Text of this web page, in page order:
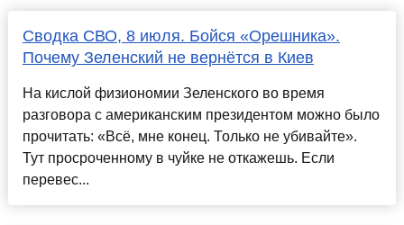
Сводка СВО, 8 июля. Бойся «Орешника».
Почему Зеленский не вернётся в Киев
На кислой физиономии Зеленского во время
разговора с американским президентом можно было
прочитать: «Всё, мне конец. Только не убивайте».
Тут просроченному в чуйке не откажешь. Если
перевес...